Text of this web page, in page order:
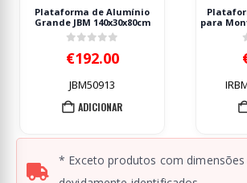
Plataforma de Segurança
para Montagem de Andaime
IRBAL One Up 6.2kg
€246.00
IRBMC.AD.OU0001
ADICIONAR
€
* Exceto produtos com